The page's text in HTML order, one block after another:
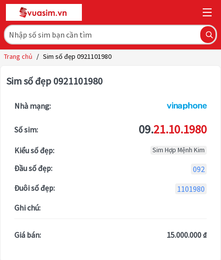
Trang chủ / Sim số đẹp 0921101980
Sim số đẹp 0921101980
Nhà mạng:
Số sim: 09.21.10.1980
Kiểu số đẹp: Sim Hợp Mệnh Kim
Đầu số đẹp:
092
Đuôi số đẹp:
1101980
Ghi chú:
Giá bán: 15.000.000 ₫